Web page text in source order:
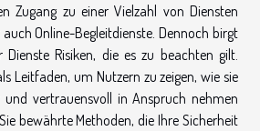
Zugang zu einer Vielzahl von Diensten
Online-Begleitdienste. Dennoch birgt
Dienste Risiken, die es zu beachten gilt.
Leitfaden, um Nutzern zu zeigen, wie sie
und vertrauensvoll in Anspruch nehmen
bewährte Methoden, die Ihre Sicherheit